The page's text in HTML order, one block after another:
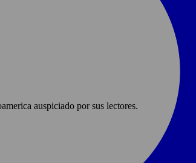
auspiciado por sus lectores.